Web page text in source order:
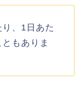
、1日あた
もありま